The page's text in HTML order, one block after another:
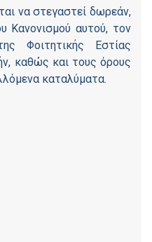
να στεγαστεί δωρεάν,
Κανονισμού αυτού, τον
Φοιτητικής Εστίας
καθώς και τους όρους
καταλύματα.